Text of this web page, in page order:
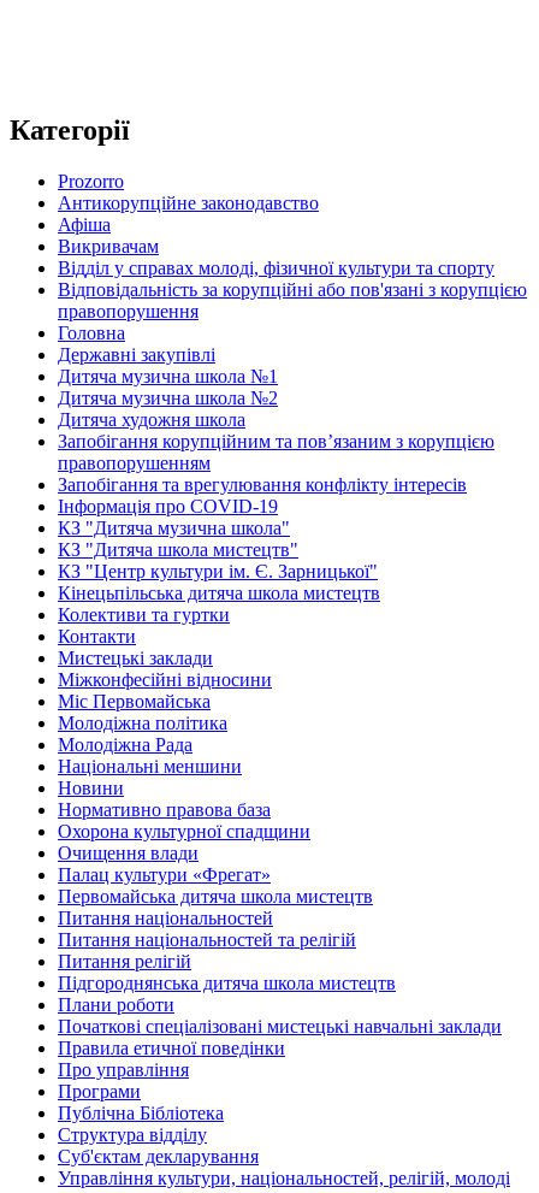
Категорії
Prozorro
Антикорупційне законодавство
Афіша
Викривачам
Відділ у справах молоді, фізичної культури та спорту
Відповідальність за корупційні або пов'язані з корупцією
правопорушення
Головна
Державні закупівлі
Дитяча музична школа №1
Дитяча музична школа №2
Дитяча художня школа
Запобігання корупційним та пов’язаним з корупцією
правопорушенням
Запобігання та врегулювання конфлікту інтересів
Інформація про COVID-19
КЗ "Дитяча музична школа"
КЗ "Дитяча школа мистецтв"
КЗ "Центр культури ім. Є. Зарницької"
Кінецьпільська дитяча школа мистецтв
Колективи та гуртки
Контакти
Мистецькі заклади
Міжконфесійні відносини
Міс Первомайська
Молодіжна політика
Молодіжна Рада
Національні меншини
Новини
Нормативно правова база
Охорона культурної спадщини
Очищення влади
Палац культури «Фрегат»
Первомайська дитяча школа мистецтв
Питання національностей
Питання національностей та релігій
Питання релігій
Підгороднянська дитяча школа мистецтв
Плани роботи
Початкові спеціалізовані мистецькі навчальні заклади
Правила етичної поведінки
Про управління
Програми
Публічна Бібліотека
Структура відділу
Суб'єктам декларування
Управління культури, національностей, релігій, молоді